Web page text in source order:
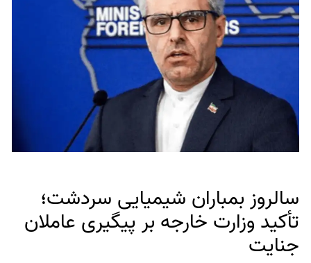
سالروز بمباران شیمیایی سردشت؛
تأکید وزارت خارجه بر پیگیری عاملان
جنایت